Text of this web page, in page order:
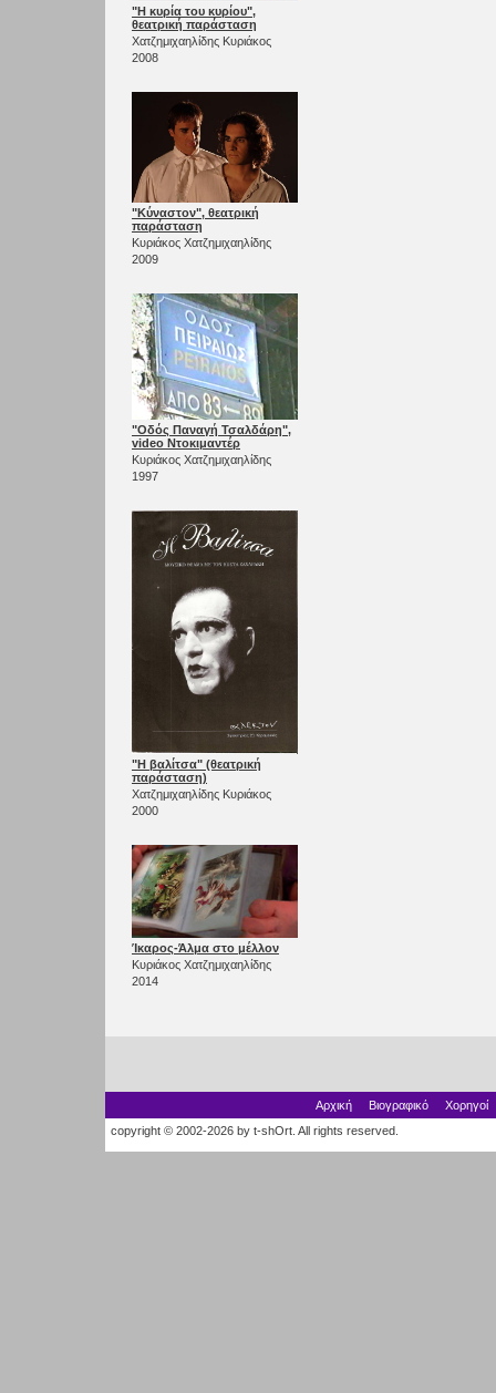
"Η κυρία του κυρίου",
θεατρική παράσταση
Χατζημιχαηλίδης Κυριάκος
2008
"Κύναστον", θεατρική
παράσταση
Κυριάκος Χατζημιχαηλίδης
2009
"Οδός Παναγή Τσαλδάρη",
video Ντοκιμαντέρ
Κυριάκος Χατζημιχαηλίδης
1997
"Η βαλίτσα" (θεατρική
παράσταση)
Χατζημιχαηλίδης Κυριάκος
2000
Ίκαρος-Άλμα στο μέλλον
Κυριάκος Χατζημιχαηλίδης
2014
Αρχική Βιογραφικό
Χορηγοί
copyright © 2002-2026 by t-shOrt. All rights reserved.